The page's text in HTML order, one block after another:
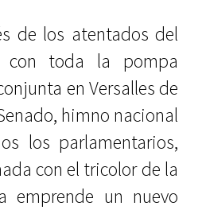
de los atentados del
con toda la pompa
en Versalles de
himno nacional
los parlamentarios,
con el tricolor de la
emprende un nuevo